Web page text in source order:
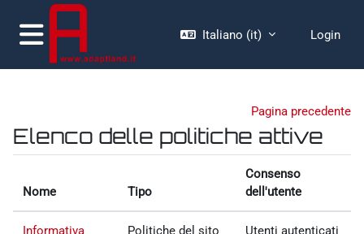
Vai al contenuto principale
Pannello laterale
Italiano ‎(it)‎ Login
Pagina precedente
Elenco delle politiche attive
Nome Tipo
Consenso
dell'utente
Informativa
Politiche del sito Utenti autenticati